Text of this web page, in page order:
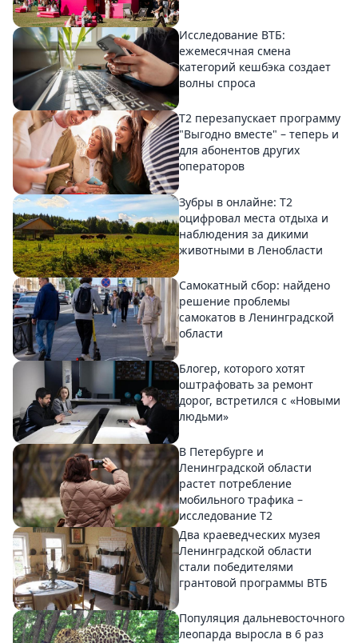
Исследование ВТБ:
ежемесячная смена
категорий кешбэка создает
волны спроса
Т2 перезапускает программу
"Выгодно вместе" – теперь и
для абонентов других
операторов
Зубры в онлайне: Т2
оцифровал места отдыха и
наблюдения за дикими
животными в Ленобласти
Самокатный сбор: найдено
решение проблемы
самокатов в Ленинградской
области
Блогер, которого хотят
оштрафовать за ремонт
дорог, встретился с «Новыми
людьми»
В Петербурге и
Ленинградской области
растет потребление
мобильного трафика –
исследование T2
Два краеведческих музея
Ленинградской области
стали победителями
грантовой программы ВТБ
Популяция дальневосточного
леопарда выросла в 6 раз